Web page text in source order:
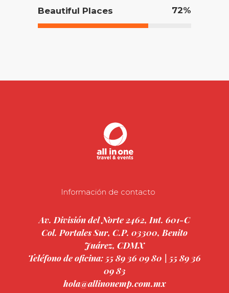
Beautiful Places 72
Información de contacto
Av. División del Norte 2462, Int. 601-C
Col. Portales Sur, C.P. 03300, Benito
Juárez, CDMX
Teléfono de oficina: 55 89 36 09 80 | 55 89 36
09 83
hola@allinonemp.com.mx